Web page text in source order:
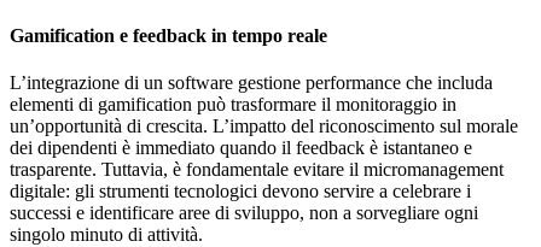
Gamification e feedback in tempo reale
L’integrazione di un software gestione performance che includa
elementi di gamification può trasformare il monitoraggio in
un’opportunità di crescita. L’impatto del riconoscimento sul morale
dei dipendenti è immediato quando il feedback è istantaneo e
trasparente. Tuttavia, è fondamentale evitare il micromanagement
digitale: gli strumenti tecnologici devono servire a celebrare i
successi e identificare aree di sviluppo, non a sorvegliare ogni
singolo minuto di attività.